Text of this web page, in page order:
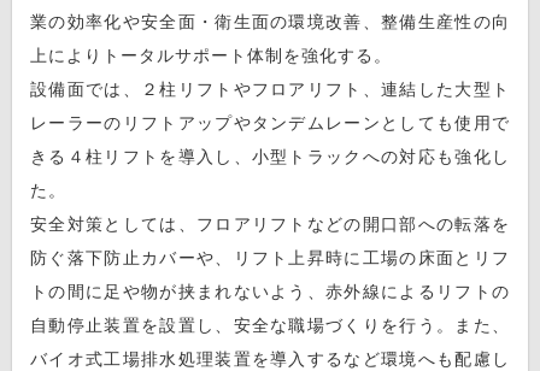
業の効率化や安全面・衛生面の環境改善、整備生産性の向
上によりトータルサポート体制を強化する。
設備面では、２柱リフトやフロアリフト、連結した大型ト
レーラーのリフトアップやタンデムレーンとしても使用で
きる４柱リフトを導入し、小型トラックへの対応も強化し
た。
安全対策としては、フロアリフトなどの開口部への転落を
防ぐ落下防止カバーや、リフト上昇時に工場の床面とリフ
トの間に足や物が挟まれないよう、赤外線によるリフトの
自動停止装置を設置し、安全な職場づくりを行う。また、
バイオ式工場排水処理装置を導入するなど環境へも配慮し